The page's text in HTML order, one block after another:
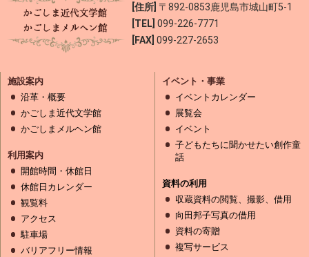
[住所] 〒892-0853鹿児島市城山町5-1
[TEL] 099-226-7771
[FAX] 099-227-2653
施設案内
沿革・概要
かごしま近代文学館
かごしまメルヘン館
利用案内
開館時間・休館日
休館日カレンダー
観覧料
アクセス
駐車場
バリアフリー情報
イベント・事業
イベントカレンダー
展覧会
イベント
子どもたちに聞かせたい創作童
話
資料の利用
収蔵資料の閲覧、撮影、借用
向田邦子写真の借用
資料の寄贈
複写サービス